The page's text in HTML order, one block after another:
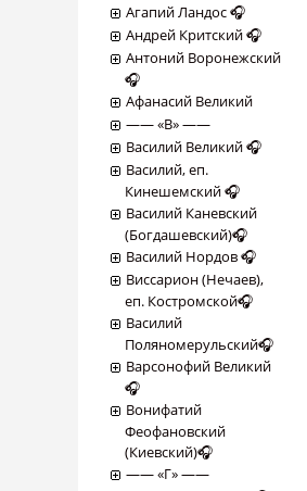
Агапий Ландос 🎧
Андрей Критский 🎧
Антоний Воронежский
🎧
Афанасий Великий
―― «В» ――
Василий Великий 🎧
Василий, еп.
Кинешемский 🎧
Василий Каневский
(Богдашевский)🎧
Василий Нордов 🎧
Виссарион (Нечаев),
еп. Костромской🎧
Василий
Поляномерульский🎧
Варсонофий Великий
🎧
Вонифатий
Феофановский
(Киевский)🎧
―― «Г» ――